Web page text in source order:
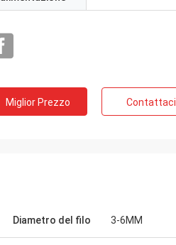
Miglior Prezzo Contattaci
Diametro del filo 3-6MM